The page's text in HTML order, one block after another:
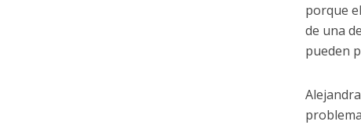
porque
de una
pueden